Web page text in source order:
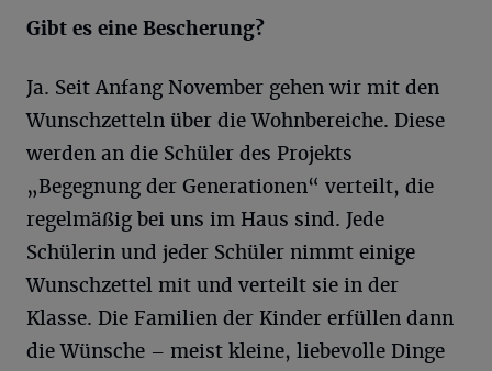
Gibt es eine Bescherung?
Ja. Seit Anfang November gehen wir mit den
Wunschzetteln über die Wohnbereiche. Diese
werden an die Schüler des Projekts
„Begegnung der Generationen“ verteilt, die
regelmäßig bei uns im Haus sind. Jede
Schülerin und jeder Schüler nimmt einige
Wunschzettel mit und verteilt sie in der
Klasse. Die Familien der Kinder erfüllen dann
die Wünsche – meist kleine, liebevolle Dinge